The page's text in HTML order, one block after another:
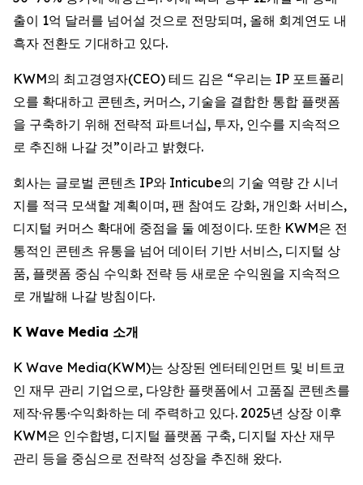
출이 1억 달러를 넘어설 것으로 전망되며, 올해 회계연도 내
흑자 전환도 기대하고 있다.
KWM의 최고경영자(CEO) 테드 김은 “우리는 IP 포트폴리
오를 확대하고 콘텐츠, 커머스, 기술을 결합한 통합 플랫폼
을 구축하기 위해 전략적 파트너십, 투자, 인수를 지속적으
로 추진해 나갈 것”이라고 밝혔다.
회사는 글로벌 콘텐츠 IP와 Inticube의 기술 역량 간 시너
지를 적극 모색할 계획이며, 팬 참여도 강화, 개인화 서비스,
디지털 커머스 확대에 중점을 둘 예정이다. 또한 KWM은 전
통적인 콘텐츠 유통을 넘어 데이터 기반 서비스, 디지털 상
품, 플랫폼 중심 수익화 전략 등 새로운 수익원을 지속적으
로 개발해 나갈 방침이다.
K Wave Media 소개
K Wave Media(KWM)는 상장된 엔터테인먼트 및 비트코
인 재무 관리 기업으로, 다양한 플랫폼에서 고품질 콘텐츠를
제작·유통·수익화하는 데 주력하고 있다. 2025년 상장 이후
KWM은 인수합병, 디지털 플랫폼 구축, 디지털 자산 재무
관리 등을 중심으로 전략적 성장을 추진해 왔다.